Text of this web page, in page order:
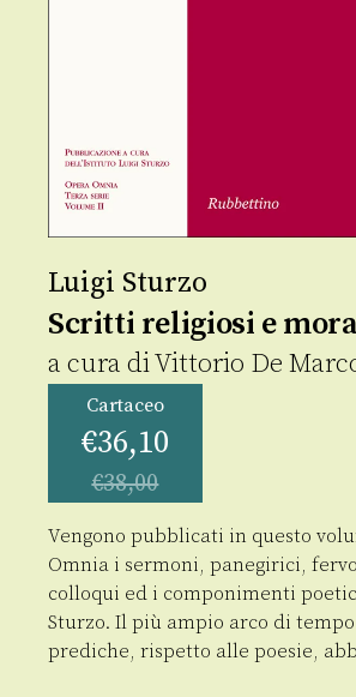
Luigi Sturzo
Scritti religiosi e
a cura diVittorio De
Cartaceo
€36,10
€38,00
Vengono pubblicati in questo
Omnia i sermoni, panegirici,
colloqui ed i componimenti
Sturzo. Il più ampio arco di
prediche, rispetto alle poesie,